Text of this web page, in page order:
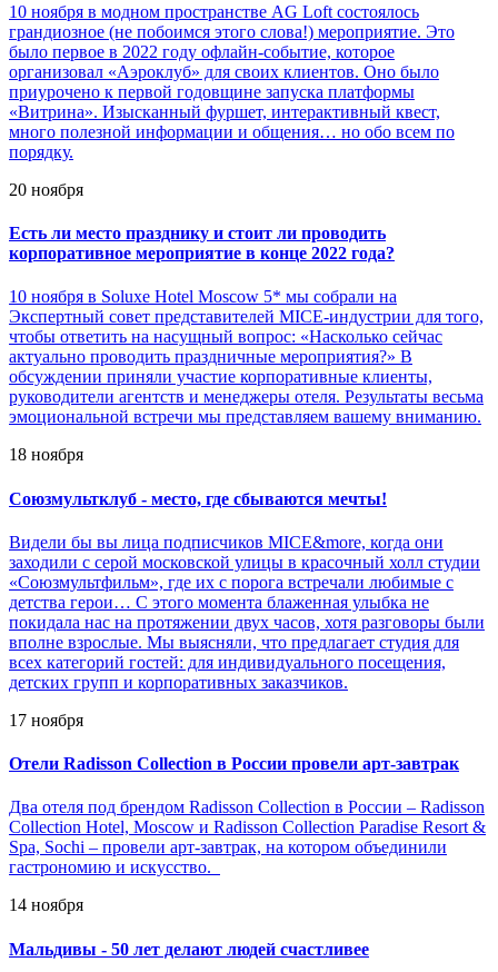
10 ноября в модном пространстве AG Loft состоялось
грандиозное (не побоимся этого слова!) мероприятие. Это
было первое в 2022 году офлайн-событие, которое
организовал «Аэроклуб» для своих клиентов. Оно было
приурочено к первой годовщине запуска платформы
«Витрина». Изысканный фуршет, интерактивный квест,
много полезной информации и общения… но обо всем по
порядку.
20 ноября
Есть ли место празднику и стоит ли проводить
корпоративное мероприятие в конце 2022 года?
10 ноября в Soluxe Hotel Moscow 5* мы собрали на
Экспертный совет представителей MICE-индустрии для того,
чтобы ответить на насущный вопрос: «Насколько сейчас
актуально проводить праздничные мероприятия?» В
обсуждении приняли участие корпоративные клиенты,
руководители агентств и менеджеры отеля. Результаты весьма
эмоциональной встречи мы представляем вашему вниманию.
18 ноября
Союзмультклуб - место, где сбываются мечты!
Видели бы вы лица подписчиков MICE&more, когда они
заходили с серой московской улицы в красочный холл студии
«Союзмультфильм», где их с порога встречали любимые с
детства герои… С этого момента блаженная улыбка не
покидала нас на протяжении двух часов, хотя разговоры были
вполне взрослые. Мы выясняли, что предлагает студия для
всех категорий гостей: для индивидуального посещения,
детских групп и корпоративных заказчиков.
17 ноября
Отели Radisson Collection в России провели арт-завтрак
Два отеля под брендом Radisson Collection в России – Radisson
Collection Hotel, Moscow и Radisson Collection Paradise Resort &
Spa, Sochi – провели арт-завтрак, на котором объединили
гастрономию и искусство.
14 ноября
Мальдивы - 50 лет делают людей счастливее